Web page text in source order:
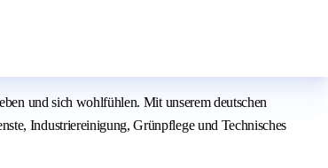
und sich wohlfühlen. Mit unserem deutschen
Industriereinigung, Grünpflege und Technisches